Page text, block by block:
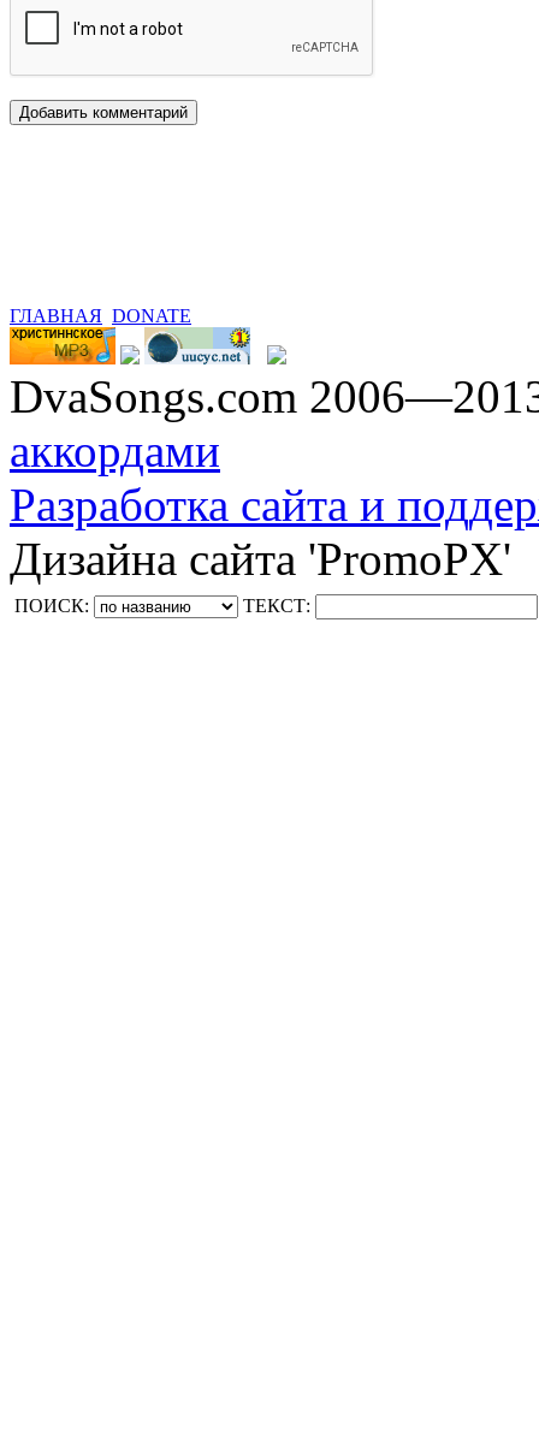
ГЛАВНАЯ DONATE
DvaSongs.com
аккордами
Разработка сайта и
Дизайна сайта 'PromoPX'
ПОИСК: ТЕКСТ: